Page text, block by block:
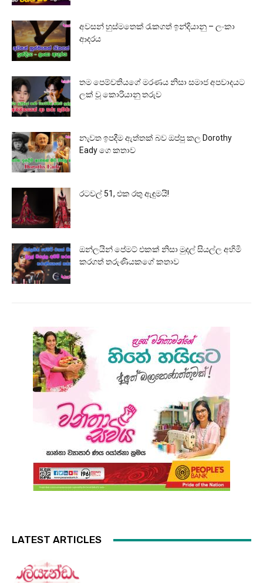
අවසන් හුස්මතෙක් රැකගත් ඉන්දියානු – ලංකා
ආදරය
තම පෙම්වතියගේ මරණය නිසා සමාජ අපවාදයට
ලක් වූ කොරියානු තරුව
නැවත ඉපදීම ඇත්තක් බව ඔප්පු කල Dorothy
Eady ගෙ කතාව
රටවල් 51, එක රතු ඇඳුමයි!
ඔන්ලයින් පේමට් එකක් නිසා මුදල් සියල්ල අහිමි
කරගත් තරුණියකගේ කතාව
LATEST ARTICLES